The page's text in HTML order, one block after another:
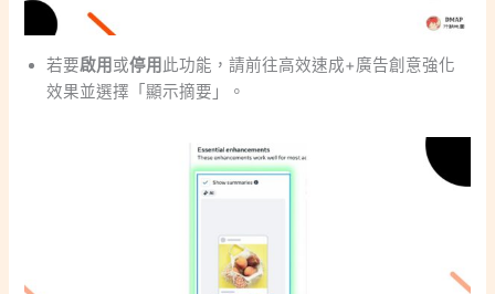
若要啟用 或停用 此功能，請前往高效速成+廣告創意強化
效果並選擇「顯示摘要」。